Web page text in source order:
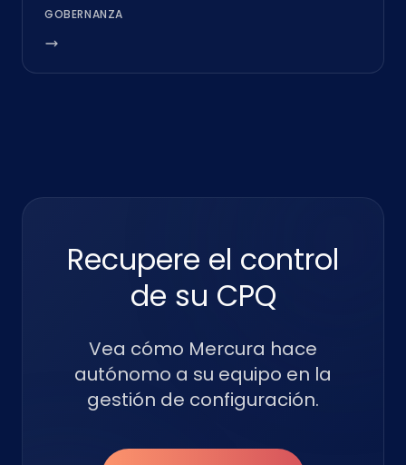
GOBERNANZA
Recupere el control
de su CPQ
Vea cómo Mercura hace
autónomo a su equipo en la
gestión de configuración.